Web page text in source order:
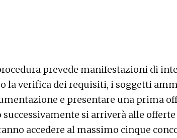
prevede manifestazioni di
la verifica dei requisiti, i soggetti
e presentare una prima
successivamente si arriverà alle
accedere al massimo cinque